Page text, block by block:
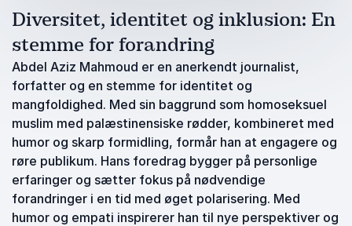
Diversitet, identitet og inklusion: En
stemme for forandring
Abdel Aziz Mahmoud er en anerkendt journalist,
forfatter og en stemme for identitet og
mangfoldighed. Med sin baggrund som homoseksuel
muslim med palæstinensiske rødder, kombineret med
humor og skarp formidling, formår han at engagere og
røre publikum. Hans foredrag bygger på personlige
erfaringer og sætter fokus på nødvendige
forandringer i en tid med øget polarisering. Med
humor og empati inspirerer han til nye perspektiver og